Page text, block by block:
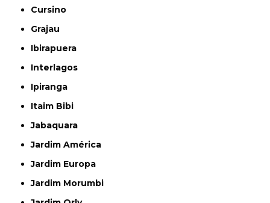
Cursino
Grajau
Ibirapuera
Interlagos
Ipiranga
Itaim Bibi
Jabaquara
Jardim América
Jardim Europa
Jardim Morumbi